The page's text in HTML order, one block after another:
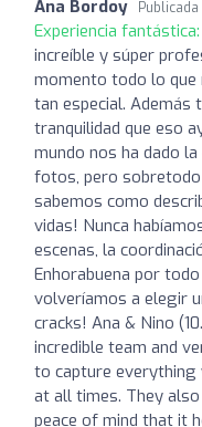
Ana Bordoy Publicada
Experiencia fantástica:
increíble y súper
momento todo lo que
tan especial.
tranquilidad que eso
mundo nos ha dado
fotos, pero
sabemos como
vidas! Nunca
escenas, la
Enhorabuena por
volveríamos a elegir
cracks! Ana & Nino
incredible team and
to capture everything
at all times. They
peace of mind that it